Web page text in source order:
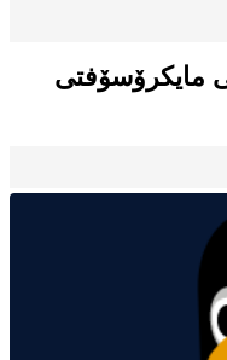
مایکرۆسۆفتی